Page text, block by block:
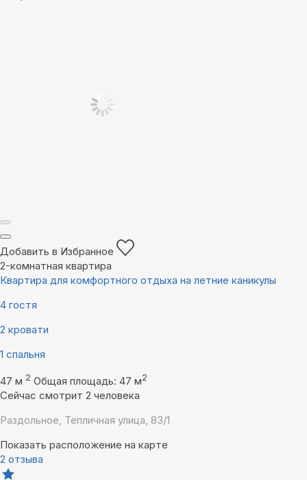
Добавить в Избранное
2-комнатная квартира
Квартира для комфортного отдыха на летние каникулы
4 гостя
2 кровати
1 спальня
47 м 2 Общая площадь: 47 м2
Сейчас смотрит 2 человека
Раздольное, Тепличная улица, 83/1
Показать расположение на карте
2 отзыва